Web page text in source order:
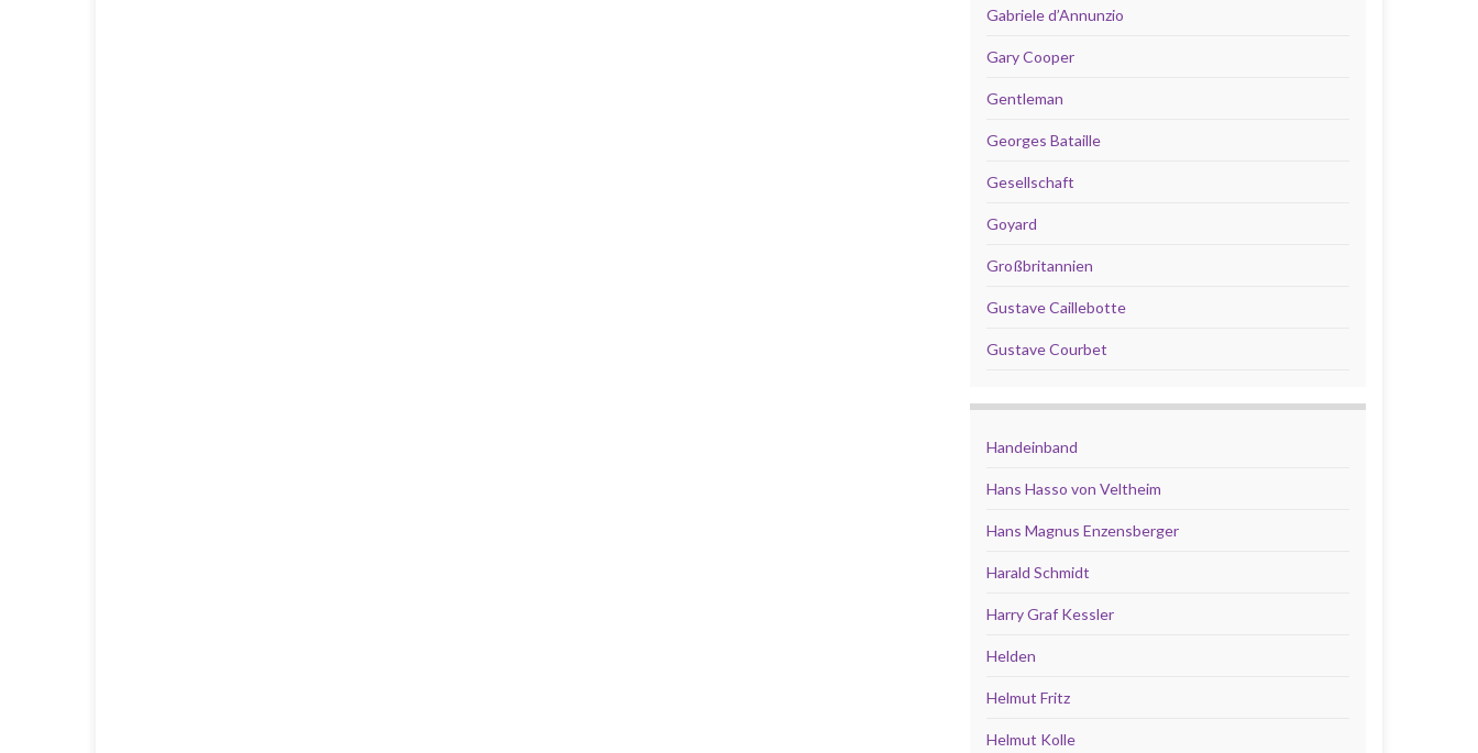
Gabriele d’Annunzio
Gary Cooper
Gentleman
Georges Bataille
Gesellschaft
Goyard
Großbritannien
Gustave Caillebotte
Gustave Courbet
Handeinband
Hans Hasso von Veltheim
Hans Magnus Enzensberger
Harald Schmidt
Harry Graf Kessler
Helden
Helmut Fritz
Helmut Kolle